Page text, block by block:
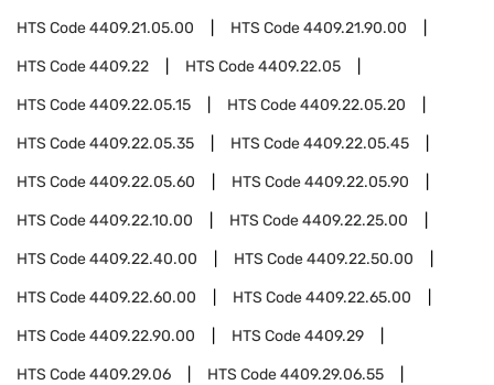
HTS Code4409.21.05.00 HTS Code4409.21.90.00
HTS Code4409.22 HTS Code4409.22.05
HTS Code4409.22.05.15 HTS Code4409.22.05.20
HTS Code4409.22.05.35 HTS Code4409.22.05.45
HTS Code4409.22.05.60 HTS Code4409.22.05.90
HTS Code4409.22.10.00 HTS Code4409.22.25.00
HTS Code4409.22.40.00 HTS Code4409.22.50.00
HTS Code4409.22.60.00 HTS Code4409.22.65.00
HTS Code4409.22.90.00 HTS Code4409.29
HTS Code4409.29.06 HTS Code4409.29.06.55